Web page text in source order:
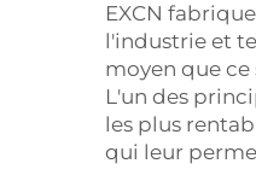
EXCN
l'industrie et
moyen que
L'un des
les plus
qui leur